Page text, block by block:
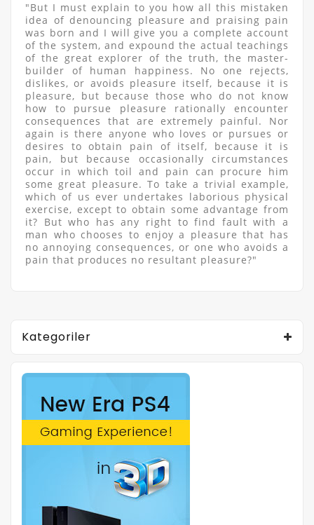
"But I must explain to you how all this mistaken
idea of denouncing pleasure and praising pain
was born and I will give you a complete account
of the system, and expound the actual teachings
of the great explorer of the truth, the master-
builder of human happiness. No one rejects,
dislikes, or avoids pleasure itself, because it is
pleasure, but because those who do not know
how to pursue pleasure rationally encounter
consequences that are extremely painful. Nor
again is there anyone who loves or pursues or
desires to obtain pain of itself, because it is
pain, but because occasionally circumstances
occur in which toil and pain can procure him
some great pleasure. To take a trivial example,
which of us ever undertakes laborious physical
exercise, except to obtain some advantage from
it? But who has any right to find fault with a
man who chooses to enjoy a pleasure that has
no annoying consequences, or one who avoids a
pain that produces no resultant pleasure?"
Kategoriler